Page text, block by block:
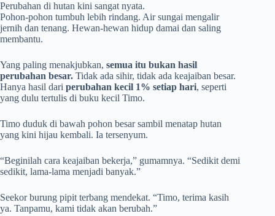
Perubahan di hutan kini sangat nyata.
Pohon-pohon tumbuh lebih rindang. Air sungai mengalir
jernih dan tenang. Hewan-hewan hidup damai dan saling
membantu.
Yang paling menakjubkan, semua itu bukan hasil
perubahan besar. Tidak ada sihir, tidak ada keajaiban besar.
Hanya hasil dari perubahan kecil 1% setiap hari, seperti
yang dulu tertulis di buku kecil Timo.
Timo duduk di bawah pohon besar sambil menatap hutan
yang kini hijau kembali. Ia tersenyum.
“Beginilah cara keajaiban bekerja,” gumamnya. “Sedikit demi
sedikit, lama-lama menjadi banyak.”
Seekor burung pipit terbang mendekat. “Timo, terima kasih
ya. Tanpamu, kami tidak akan berubah.”